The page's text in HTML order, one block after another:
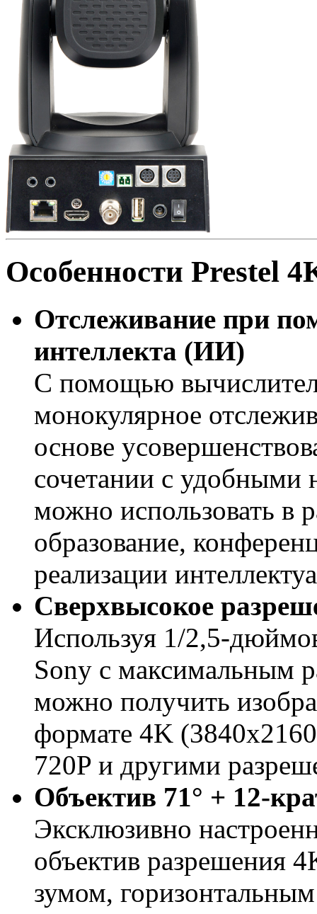
Особенности Prestel
Отслеживание при
интеллекта (ИИ)
С помощью
монокулярное
основе
сочетании с удобными
можно использовать в
образование,
реализации
Сверхвысокое
Используя 1/2,5-
Sony с максимальным
можно получить
формате 4K
720P и другими
Объектив 71° + 12-
Эксклюзивно
объектив разрешения
зумом,